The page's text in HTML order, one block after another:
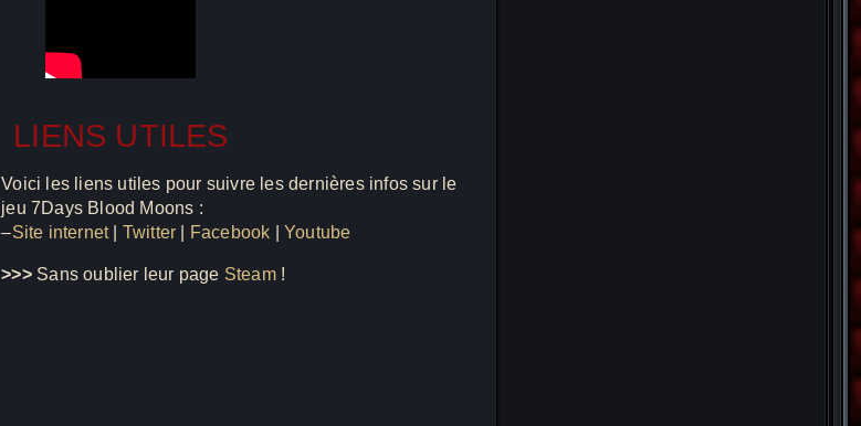
LIENS UTILES
Voici les liens utiles pour suivre les dernières infos sur le
jeu 7Days Blood Moons :
–Site internet| Twitter Facebook Youtube
>>>Sans oublier leur page Steam!